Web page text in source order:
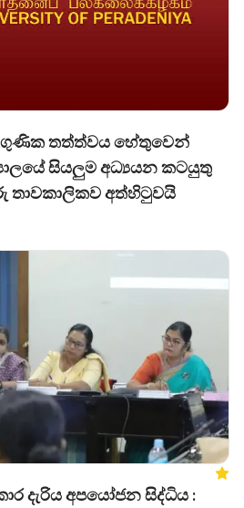
තත්ත්වය හේතුවෙන්
සියලුම අධ්‍යයන කටයුතු
තාවකාලිකව අත්හිටුවයි
දැරිය අපයෝජන සිද්ධිය :